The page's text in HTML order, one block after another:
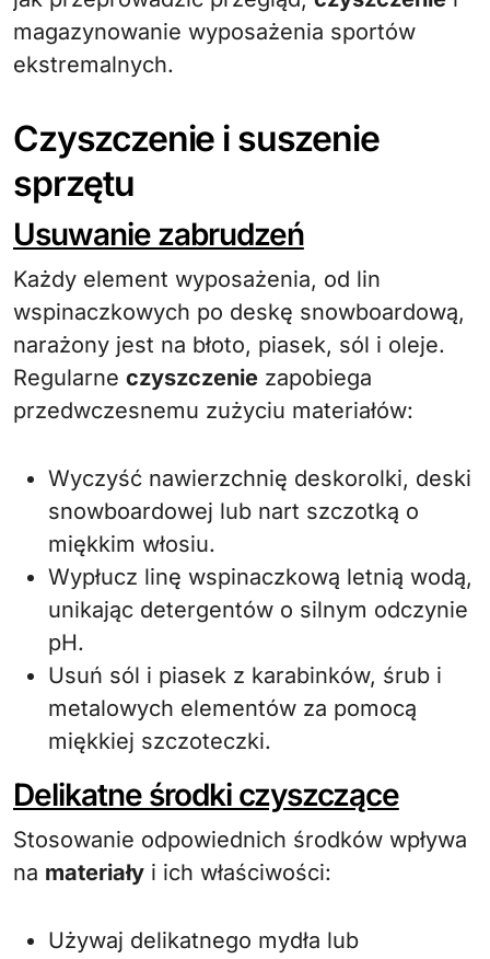
magazynowanie wyposażenia sportów
ekstremalnych.
Czyszczenie i suszenie
sprzętu
Usuwanie zabrudzeń
Każdy element wyposażenia, od lin
wspinaczkowych po deskę snowboardową,
narażony jest na błoto, piasek, sól i oleje.
Regularne czyszczenie zapobiega
przedwczesnemu zużyciu materiałów:
Wyczyść nawierzchnię deskorolki, deski
snowboardowej lub nart szczotką o
miękkim włosiu.
Wypłucz linę wspinaczkową letnią wodą,
unikając detergentów o silnym odczynie
pH.
Usuń sól i piasek z karabinków, śrub i
metalowych elementów za pomocą
miękkiej szczoteczki.
Delikatne środki czyszczące
Stosowanie odpowiednich środków wpływa
na materiały i ich właściwości:
Używaj delikatnego mydła lub